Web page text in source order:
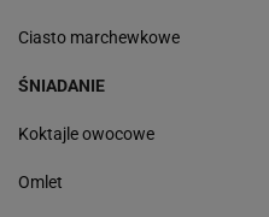
Ciasto marchewkowe
ŚNIADANIE
Koktajle owocowe
Omlet